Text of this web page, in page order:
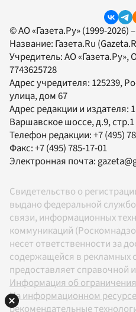
© АО «Газета.Ру» (1999-2026)
Название: Газета.Ru
Учредитель:АО «Газета.Ру»,
7743625728
Адрес учредителя: 125239,
улица, дом 67
Адрес редакции и издателя:
Варшавское шоссе, д.9, стр.1
Телефон редакции:+7 (495)
Факс:+7 (495) 785-17-01
Электронная почта:
Свидетельство о
выдано федеральной
связи, информационных
коммуникаций
несет ответственности за
содержащейся в рекламных
предоставляет справочной
Информация об
На информационном
рекомендательные